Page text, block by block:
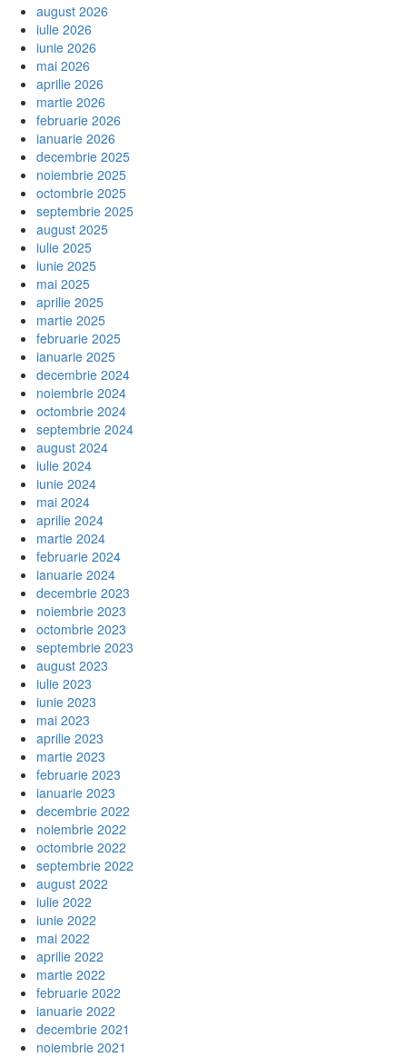
august 2026
iulie 2026
iunie 2026
mai 2026
aprilie 2026
martie 2026
februarie 2026
ianuarie 2026
decembrie 2025
noiembrie 2025
octombrie 2025
septembrie 2025
august 2025
iulie 2025
iunie 2025
mai 2025
aprilie 2025
martie 2025
februarie 2025
ianuarie 2025
decembrie 2024
noiembrie 2024
octombrie 2024
septembrie 2024
august 2024
iulie 2024
iunie 2024
mai 2024
aprilie 2024
martie 2024
februarie 2024
ianuarie 2024
decembrie 2023
noiembrie 2023
octombrie 2023
septembrie 2023
august 2023
iulie 2023
iunie 2023
mai 2023
aprilie 2023
martie 2023
februarie 2023
ianuarie 2023
decembrie 2022
noiembrie 2022
octombrie 2022
septembrie 2022
august 2022
iulie 2022
iunie 2022
mai 2022
aprilie 2022
martie 2022
februarie 2022
ianuarie 2022
decembrie 2021
noiembrie 2021